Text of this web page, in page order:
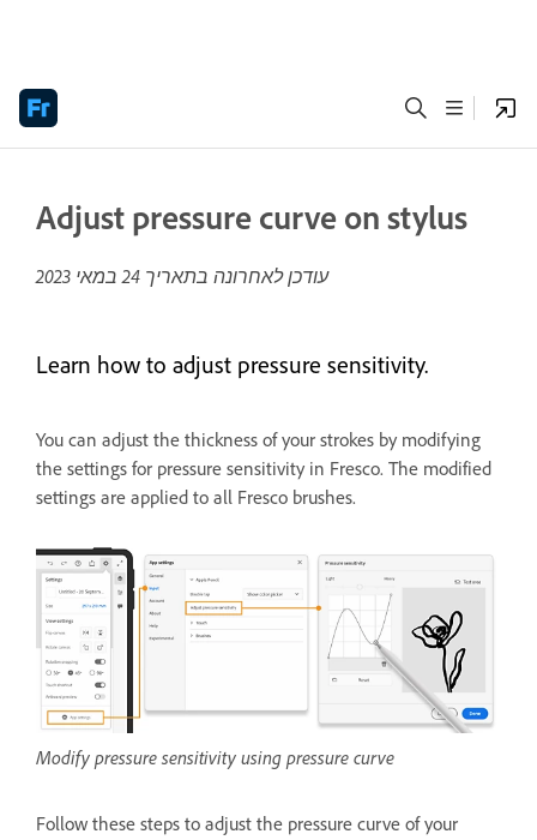
Adjust pressure curve on stylus
עודכן לאחרונה בתאריך 24 במאי 2023
Learn how to adjust pressure sensitivity.
You can adjust the thickness of your strokes by modifying
the settings for pressure sensitivity in Fresco. The modified
settings are applied to all Fresco brushes.
Modify pressure sensitivity using pressure curve
Follow these steps to adjust the pressure curve of your